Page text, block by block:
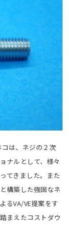
は、ネジの２次
ナルとして、様々
てきました。また
構築した強固なネ
るVA/VE提案をす
まえたコストダウ